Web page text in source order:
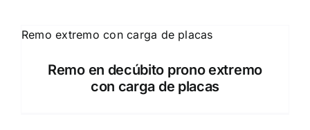
Remo en decúbito prono extremo
con carga de placas